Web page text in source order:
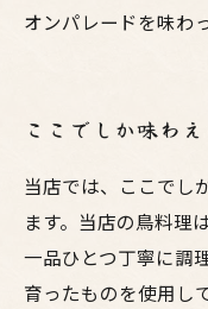
オンパレードを味わ
ここでしか味わえ
当店では、ここでし
ます。当店の鳥料理
一品ひとつ丁寧に調
育ったものを使用し